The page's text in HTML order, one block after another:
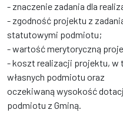
- znaczenie zadania dla
- zgodność projektu z
statutowymi podmiotu;
- wartość merytoryczną
- koszt realizacji projektu, w
własnych podmiotu oraz
oczekiwaną wysokość
podmiotu z Gminą.